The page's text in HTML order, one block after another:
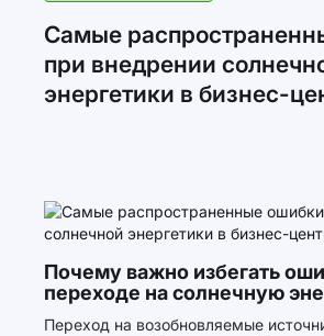
Самые
при внедрении
энергетики в бизнес-
Почему важно избегать
переходе на солнечную
Переход на возобновляемые